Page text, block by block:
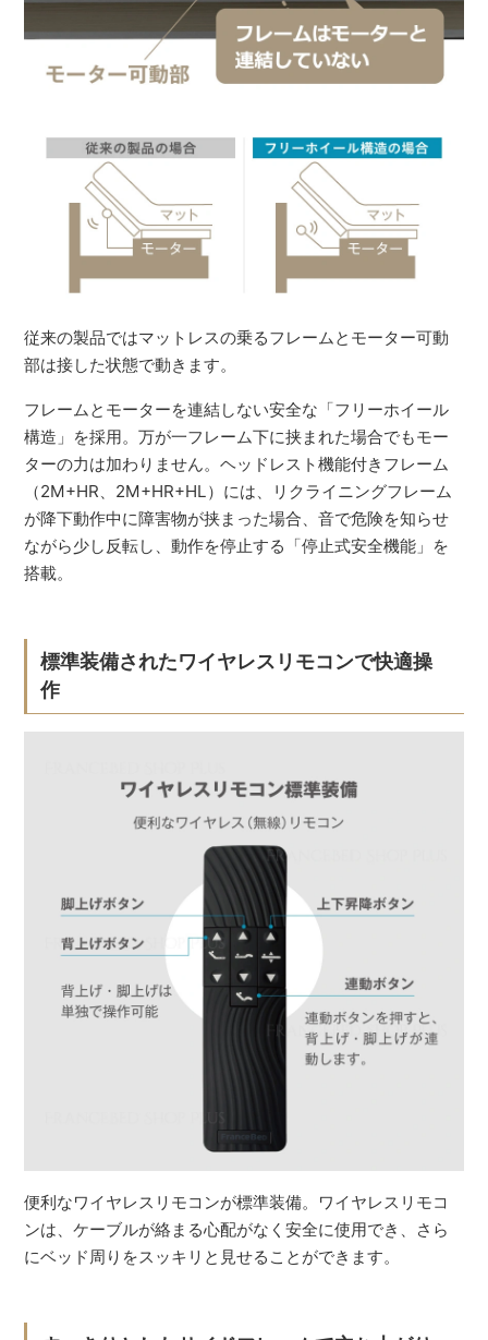
従来の製品ではマットレスの乗るフレームとモーター可動
部は接した状態で動きます。
フレームとモーターを連結しない安全な「フリーホイール
構造」を採用。万が一フレーム下に挟まれた場合でもモー
ターの力は加わりません。ヘッドレスト機能付きフレーム
（2M+HR、2M+HR+HL）には、リクライニングフレーム
が降下動作中に障害物が挟まった場合、音で危険を知らせ
ながら少し反転し、動作を停止する「停止式安全機能」を
搭載。
標準装備されたワイヤレスリモコンで快適操
作
便利なワイヤレスリモコンが標準装備。ワイヤレスリモコ
ンは、ケーブルが絡まる心配がなく安全に使用でき、さら
にベッド周りをスッキリと見せることができます。